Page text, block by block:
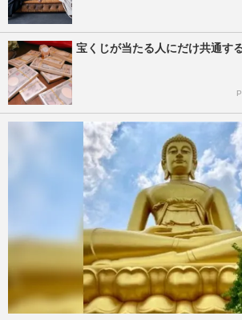
宝くじが当たる人にだけ共通す